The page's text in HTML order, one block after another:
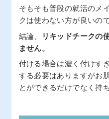
そもそも普段の就活のメ
クは使わない方が良いの
結論、
リキッドチークの
ません。
付ける場合は濃く付けす
する必要はありますがお
とができるだけでなく持